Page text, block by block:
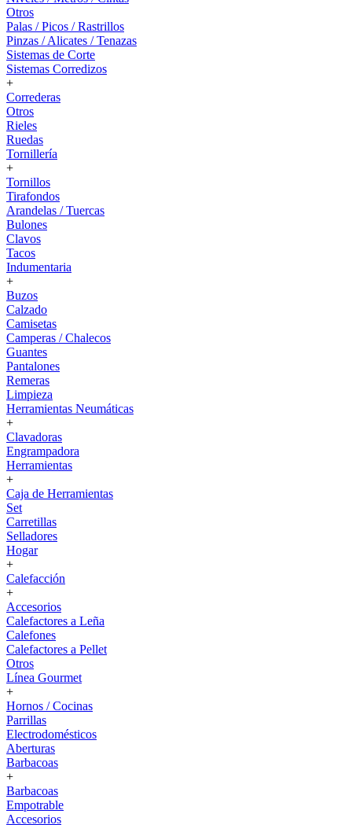
Otros
Palas / Picos / Rastrillos
Pinzas / Alicates / Tenazas
Sistemas de Corte
Sistemas Corredizos
+
Correderas
Otros
Rieles
Ruedas
Tornillería
+
Tornillos
Tirafondos
Arandelas / Tuercas
Bulones
Clavos
Tacos
Indumentaria
+
Buzos
Calzado
Camisetas
Camperas / Chalecos
Guantes
Pantalones
Remeras
Limpieza
Herramientas Neumáticas
+
Clavadoras
Engrampadora
Herramientas
+
Caja de Herramientas
Set
Carretillas
Selladores
Hogar
+
Calefacción
+
Accesorios
Calefactores a Leña
Calefones
Calefactores a Pellet
Otros
Línea Gourmet
+
Hornos / Cocinas
Parrillas
Electrodomésticos
Aberturas
Barbacoas
+
Barbacoas
Empotrable
Accesorios